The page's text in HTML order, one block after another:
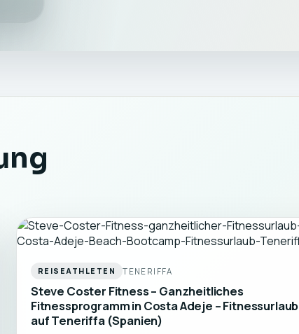
REISEATHLETEN TENERIFFA
Steve Coster Fitness – Ganzheitliches
Fitnessprogramm in Costa Adeje – Fitnessurlaub
auf Teneriffa (Spanien)